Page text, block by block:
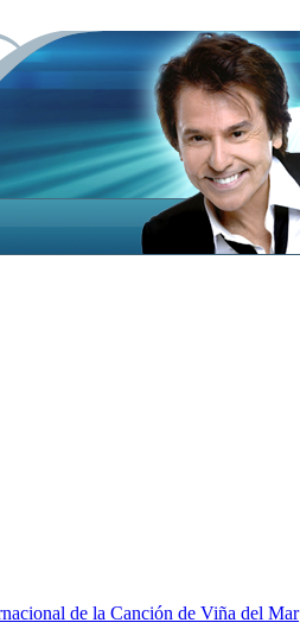
de la Canción de Viña del Mar